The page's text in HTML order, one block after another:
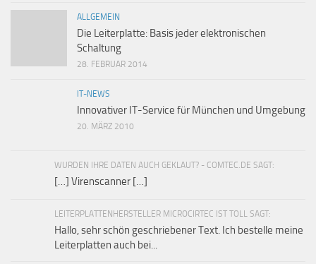
ALLGEMEIN
Die Leiterplatte: Basis jeder elektronischen
Schaltung
28. FEBRUAR 2014
IT-NEWS
Innovativer IT-Service für München und Umgebung
20. MÄRZ 2010
WURDEN IHRE DATEN AUCH GEKLAUT? - COMTEC.DE SAGT:
[…] Virenscanner […]
LEITERPLATTENHERSTELLER MICROCIRTEC IST TOLL SAGT:
Hallo, sehr schön geschriebener Text. Ich bestelle meine
Leiterplatten auch bei...